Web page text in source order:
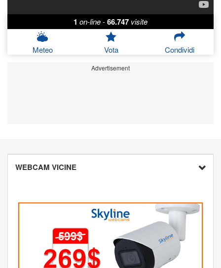
1 on-line-66.747 visite
Meteo Vota Condividi
Advertisement
WEBCAM VICINE